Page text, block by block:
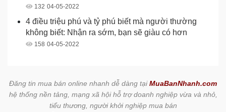
132 04-05-2022
4 điều triệu phú và tỷ phú biết mà người thường
không biết: Nhận ra sớm, bạn sẽ giàu có hơn
158 04-05-2022
Đăng tin mua bán online nhanh dễ dàng tạiMuaBanNhanh.com
hệ thống nền tảng, mạng xã hội hỗ trợ doanh nghiệp vừa và nhỏ,
tiểu thương, người khởi nghiệp mua bán